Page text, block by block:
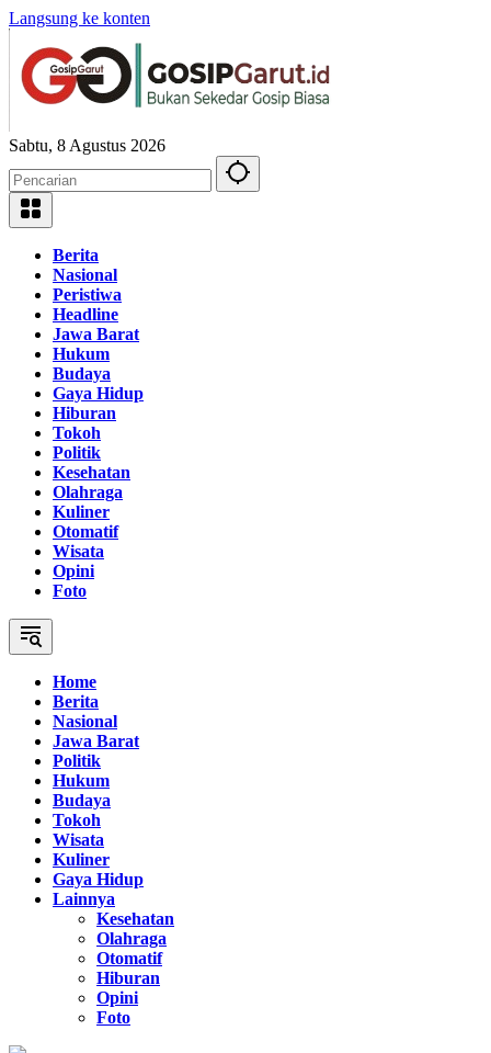
Langsung ke konten
Sabtu, 8 Agustus 2026
Berita
Nasional
Peristiwa
Headline
Jawa Barat
Hukum
Budaya
Gaya Hidup
Hiburan
Tokoh
Politik
Kesehatan
Olahraga
Kuliner
Otomatif
Wisata
Opini
Foto
Home
Berita
Nasional
Jawa Barat
Politik
Hukum
Budaya
Tokoh
Wisata
Kuliner
Gaya Hidup
Lainnya
Kesehatan
Olahraga
Otomatif
Hiburan
Opini
Foto